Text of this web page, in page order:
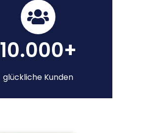
10.000+
glückliche Kunden